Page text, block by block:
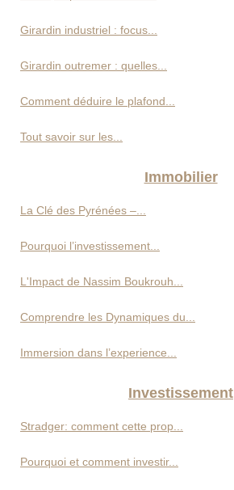
Girardin industriel : focus...
Girardin outremer : quelles...
Comment déduire le plafond...
Tout savoir sur les...
Immobilier
La Clé des Pyrénées –...
Pourquoi l’investissement...
L'Impact de Nassim Boukrouh...
Comprendre les Dynamiques du...
Immersion dans l’experience...
Investissement
Stradger: comment cette prop...
Pourquoi et comment investir...